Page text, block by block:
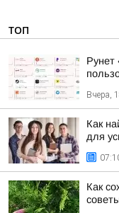
ТОП
Рунет
Вчера,
Как
для
Как